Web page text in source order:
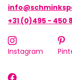
+31 (0)495 - 450
Instagram